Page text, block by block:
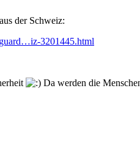
der Schweiz:
3201445.html
Da werden die